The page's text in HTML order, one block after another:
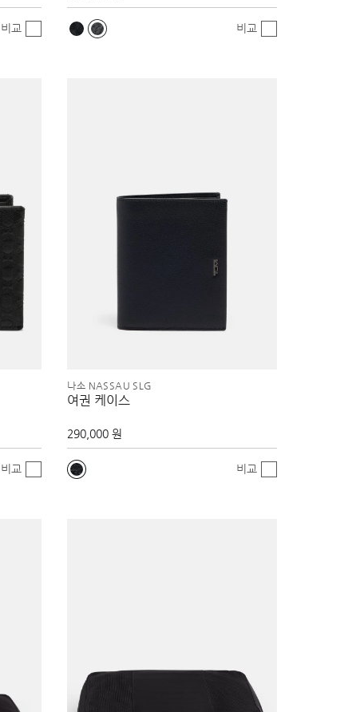
비교 비교
비교
나소 NASSAU SLG
여권 케이스
290,000 원
비교